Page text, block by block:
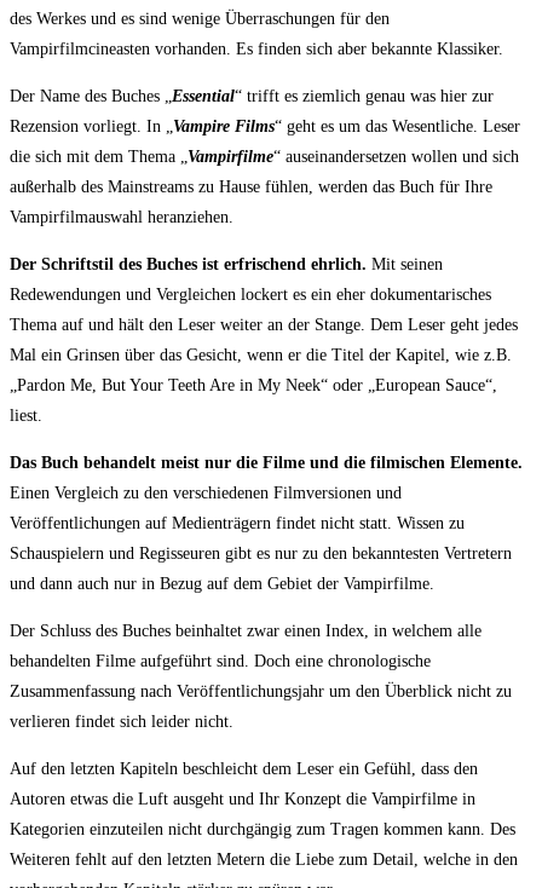
des Werkes und es sind wenige Überraschungen für den
Vampirfilmcineasten vorhanden. Es finden sich aber bekannte Klassiker.
Der Name des Buches „ Essential“ trifft es ziemlich genau was hier zur
Rezension vorliegt. In „ Vampire Films“ geht es um das Wesentliche. Leser
die sich mit dem Thema „ Vampirfilme“ auseinandersetzen wollen und sich
außerhalb des Mainstreams zu Hause fühlen, werden das Buch für Ihre
Vampirfilmauswahl heranziehen.
Der Schriftstil des Buches ist erfrischend ehrlich. Mit seinen
Redewendungen und Vergleichen lockert es ein eher dokumentarisches
Thema auf und hält den Leser weiter an der Stange. Dem Leser geht jedes
Mal ein Grinsen über das Gesicht, wenn er die Titel der Kapitel, wie z.B.
„Pardon Me, But Your Teeth Are in My Neek“ oder „European Sauce“,
liest.
Das Buch behandelt meist nur die Filme und die filmischen Elemente.
Einen Vergleich zu den verschiedenen Filmversionen und
Veröffentlichungen auf Medienträgern findet nicht statt. Wissen zu
Schauspielern und Regisseuren gibt es nur zu den bekanntesten Vertretern
und dann auch nur in Bezug auf dem Gebiet der Vampirfilme.
Der Schluss des Buches beinhaltet zwar einen Index, in welchem alle
behandelten Filme aufgeführt sind. Doch eine chronologische
Zusammenfassung nach Veröffentlichungsjahr um den Überblick nicht zu
verlieren findet sich leider nicht.
Auf den letzten Kapiteln beschleicht dem Leser ein Gefühl, dass den
Autoren etwas die Luft ausgeht und Ihr Konzept die Vampirfilme in
Kategorien einzuteilen nicht durchgängig zum Tragen kommen kann. Des
Weiteren fehlt auf den letzten Metern die Liebe zum Detail, welche in den